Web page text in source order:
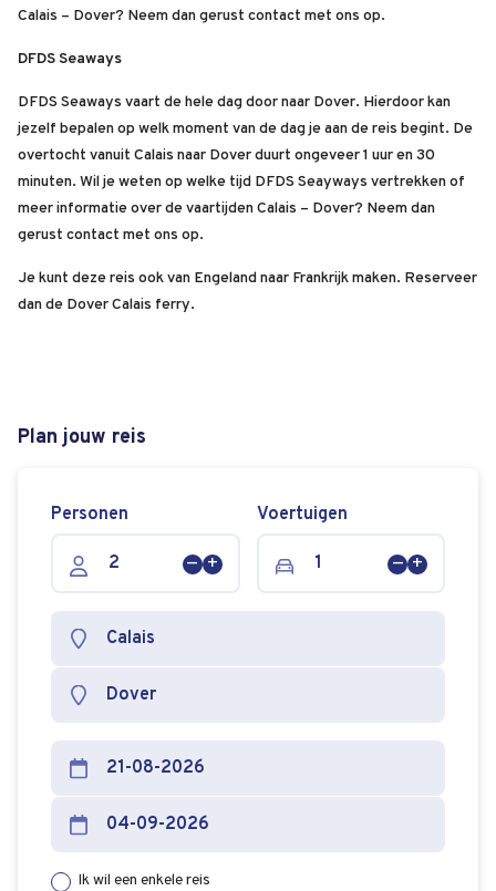
Calais – Dover? Neem dan gerust contact met ons op.
DFDS Seaways
DFDS Seaways vaart de hele dag door naar Dover. Hierdoor kan
jezelf bepalen op welk moment van de dag je aan de reis begint. De
overtocht vanuit Calais naar Dover duurt ongeveer 1 uur en 30
minuten. Wil je weten op welke tijd DFDS Seayways vertrekken of
meer informatie over de vaartijden Calais – Dover? Neem dan
gerust contact met ons op.
Je kunt deze reis ook van Engeland naar Frankrijk maken. Reserveer
dan de Dover Calais ferry.
Plan jouw reis
Personen Voertuigen
Ik wil een enkele reis